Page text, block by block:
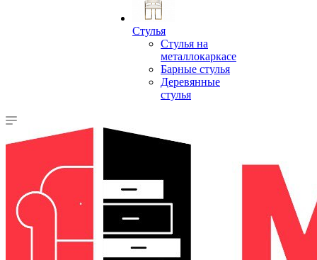
Стулья
Стулья на
металлокаркасе
Барные стулья
Деревянные
стулья